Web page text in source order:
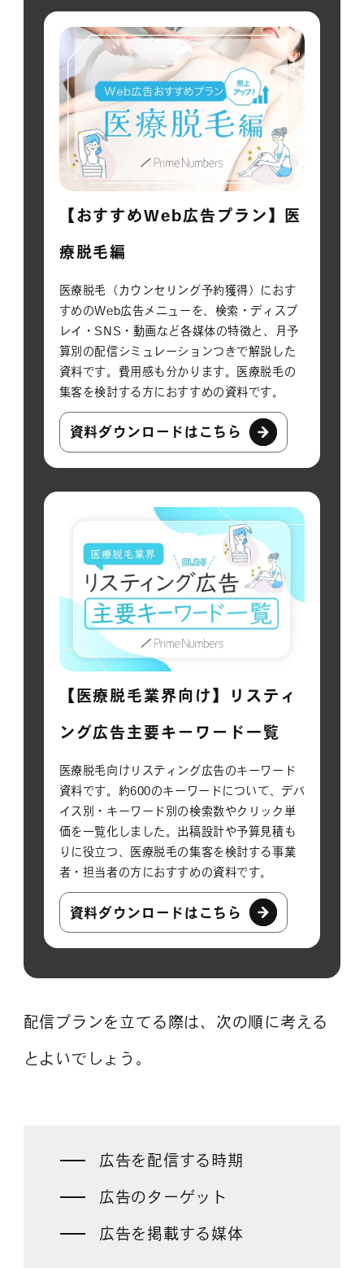
【おすすめWeb広告プラン】医
療脱毛編
医療脱毛（カウンセリング予約獲得）におす
すめのWeb広告メニューを、検索・ディスプ
レイ・SNS・動画など各媒体の特徴と、月予
算別の配信シミュレーションつきで解説した
資料です。費用感も分かります。医療脱毛の
集客を検討する方におすすめの資料です。
資料ダウンロードはこちら
【医療脱毛業界向け】リスティ
ング広告主要キーワード一覧
医療脱毛向けリスティング広告のキーワード
資料です。約600のキーワードについて、デバ
イス別・キーワード別の検索数やクリック単
価を一覧化しました。出稿設計や予算見積も
りに役立つ、医療脱毛の集客を検討する事業
者・担当者の方におすすめの資料です。
資料ダウンロードはこちら
配信プランを立てる際は、次の順に考える
とよいでしょう。
広告を配信する時期
広告のターゲット
広告を掲載する媒体